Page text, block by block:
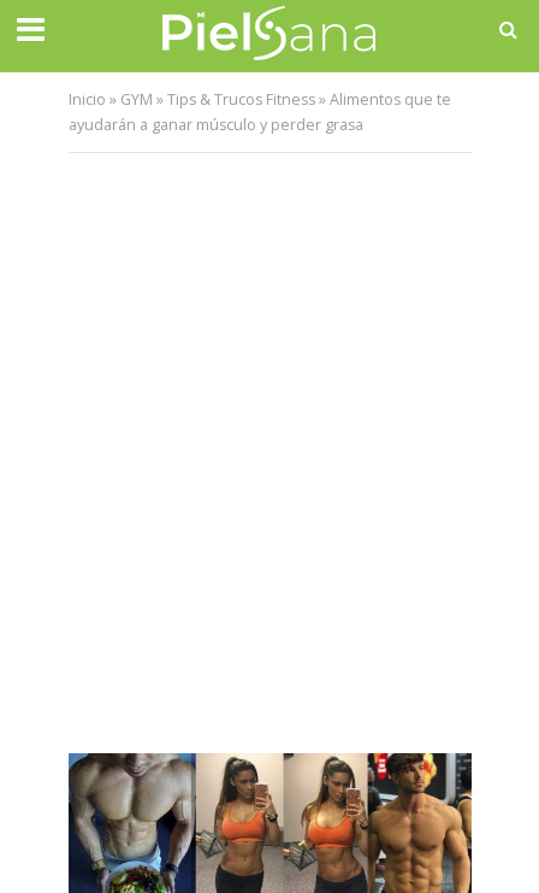
Inicio » GYM »Tips & Trucos Fitness»Alimentos que te
ayudarán a ganar músculo y perder grasa